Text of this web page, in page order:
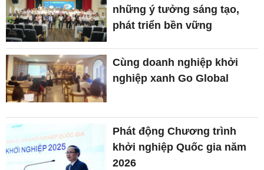
những ý tưởng sáng tạo,
phát triển bền vững
Cùng doanh nghiệp khởi
nghiệp xanh Go Global
Phát động Chương trình
khởi nghiệp Quốc gia năm
2026